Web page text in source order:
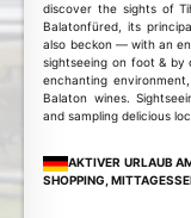
discover the sights of
Balatonfüred, its
also beckon — with an
sightseeing on foot & by
enchanting
Balaton wines.
and sampling delicious
AKTIVER URLAUB
SHOPPING,